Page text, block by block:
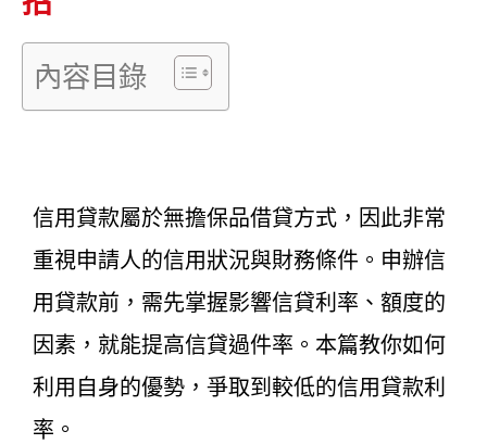
內容目錄
信用貸款屬於無擔保品借貸方式，因此非常
重視申請人的信用狀況與財務條件。申辦信
用貸款前，需先掌握影響信貸利率、額度的
因素，就能提高信貸過件率。本篇教你如何
利用自身的優勢，爭取到較低的信用貸款利
率。